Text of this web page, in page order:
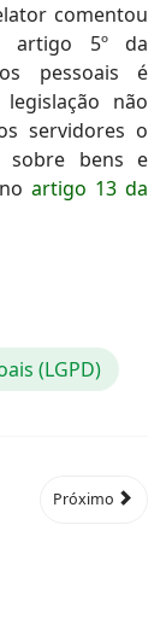
comentou
artigo 5º da
pessoais é
não
servidores o
sobre bens e
artigo 13 da
(LGPD)
Próximo